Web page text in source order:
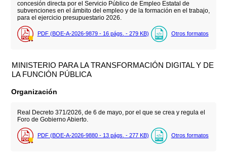
concesión directa por el Servicio Público de Empleo Estatal de
subvenciones en el ámbito del empleo y de la formación en el trabajo,
para el ejercicio presupuestario 2026.
PDF (BOE-A-2026-9879 - 16 págs. - 279 KB) Otros formatos
MINISTERIO PARA LA TRANSFORMACIÓN DIGITAL Y DE
LA FUNCIÓN PÚBLICA
Organización
Real Decreto 371/2026, de 6 de mayo, por el que se crea y regula el
Foro de Gobierno Abierto.
PDF (BOE-A-2026-9880 - 13 págs. - 277 KB) Otros formatos